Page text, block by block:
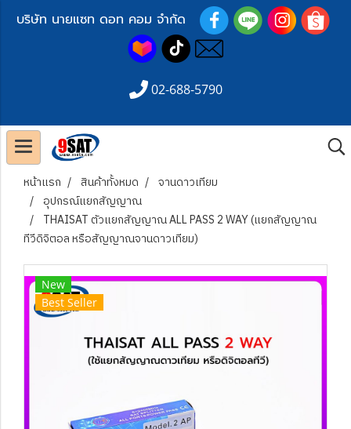
บริษัท นายแซท ดอท คอม จำกัด
02-688-5790
หน้าแรก สินค้าทั้งหมด
จานดาวเทียม
อุปกรณ์แยกสัญญาณ
THAISAT ตัวแยกสัญญาณ ALL PASS 2 WAY (แยกสัญญาณ
ทีวีดิจิตอล หรือสัญญาณจานดาวเทียม)
New
Best Seller